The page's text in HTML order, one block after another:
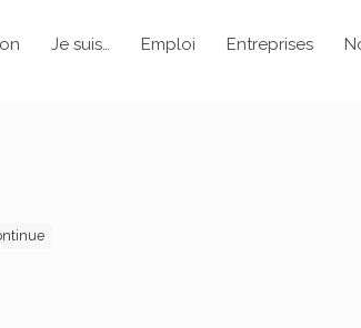
Je suis… Emploi Entreprises